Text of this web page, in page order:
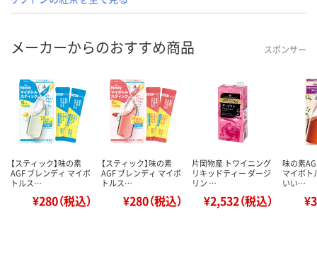
メーカーからのおすすめ商品 スポンサー
【スティック】味の素
AGF ブレンディ マイボ
トルス…
¥280（税込）
【スティック】味の素
AGF ブレンディ マイボ
トルス…
¥280（税込）
片岡物産 トワイニング
リキッドティー ダージ
リン …
¥2,532（税込）
味の素
マイボト
いい…